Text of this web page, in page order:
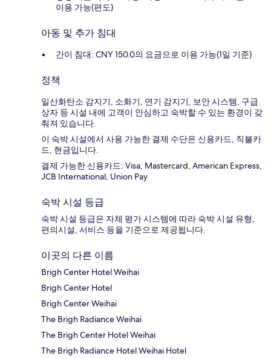
이용 가능(편도)
아동 및 추가 침대
간이 침대: CNY 150.0의 요금으로 이용 가능(1일 기준)
정책
일산화탄소 감지기, 소화기, 연기 감지기, 보안 시스템, 구급
상자 등 시설 내에 고객이 안심하고 숙박할 수 있는 환경이 갖
춰져 있습니다.
이 숙박 시설에서 사용 가능한 결제 수단은 신용카드, 직불카
드, 현금입니다.
결제 가능한 신용카드: Visa, Mastercard, American Express,
JCB International, Union Pay
숙박 시설 등급
숙박 시설 등급은 자체 평가 시스템에 따라 숙박 시설 유형,
편의시설, 서비스 등을 기준으로 제공됩니다.
이곳의 다른 이름
Brigh Center Hotel Weihai
Brigh Center Hotel
Brigh Center Weihai
The Brigh Radiance Weihai
The Brigh Center Hotel Weihai
The Brigh Radiance Hotel Weihai Hotel